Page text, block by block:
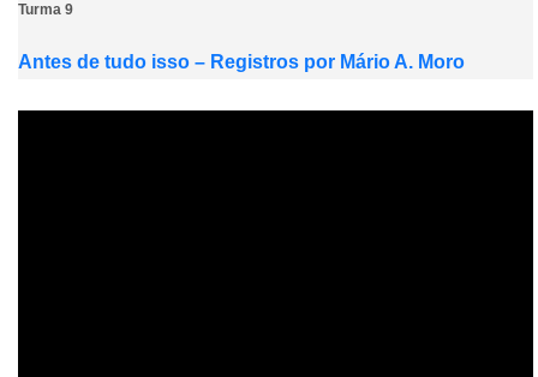
Turma 9
Antes de tudo isso – Registros por Mário A. Moro